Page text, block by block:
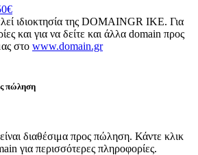
ιδιοκτησία της DOMAINGR ΙΚΕ. Για
και για να δείτε και άλλα domain προς
στο www.domain.gr
πώληση
διαθέσιμα προς πώληση. Κάντε κλικ
για περισσότερες πληροφορίες.